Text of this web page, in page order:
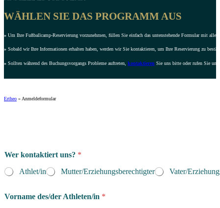
WÄHLEN SIE DAS PROGRAMM AUS
» Um Ihre Fußballcamp-Reservierung vorzunehmen, füllen Sie einfach das untenstehende Formular mit
» Sobald wir Ihre Informationen erhalten haben, werden wir Sie kontaktieren, um Ihre Reservierung zu
» Sollten während des Buchungsvorgangs Probleme auftreten, kontaktieren Sie uns bitte oder rufen Sie
Ertheo » Anmeldeformular
Wer kontaktiert uns? *
Athlet/in
Mutter/Erziehungsberechtigter Vater/
Vorname des/der Athleten/in *